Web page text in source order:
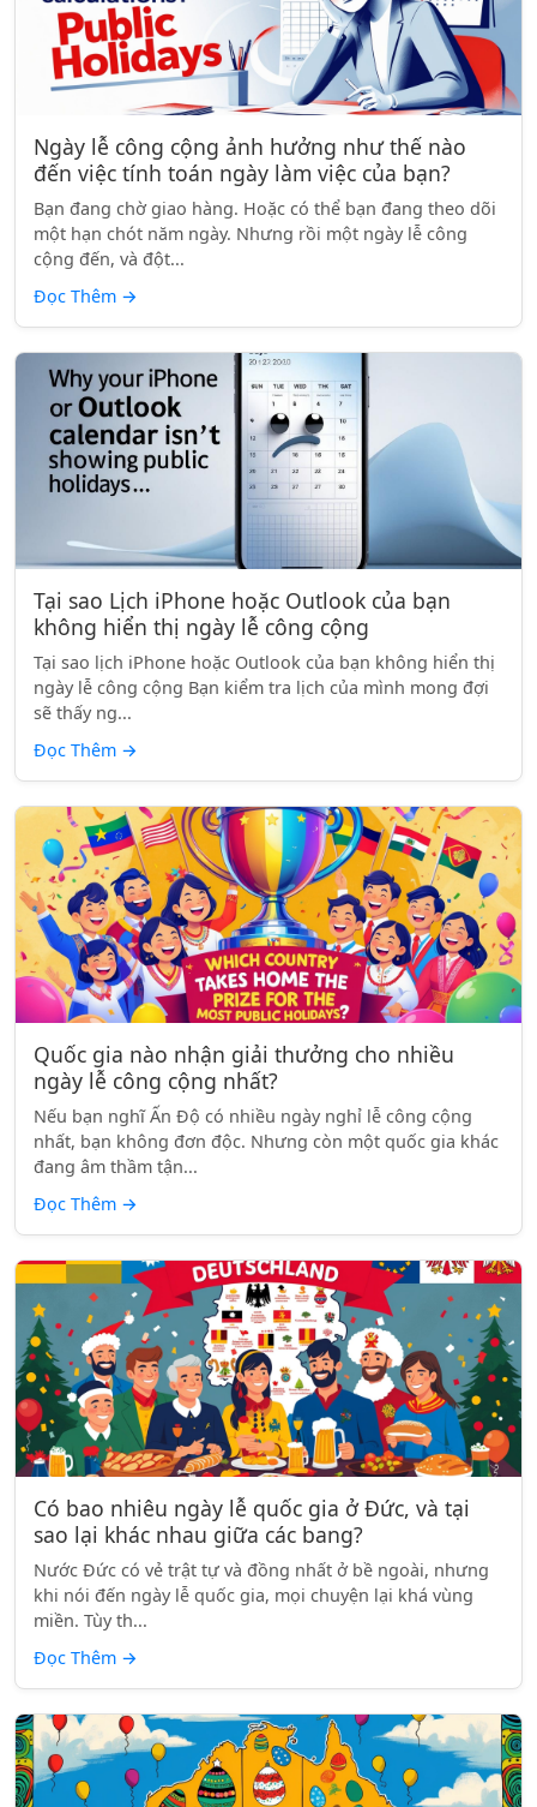
Ngày lễ công cộng ảnh hưởng như thế nào
đến việc tính toán ngày làm việc của bạn?
Bạn đang chờ giao hàng. Hoặc có thể bạn đang theo dõi
một hạn chót năm ngày. Nhưng rồi một ngày lễ công
cộng đến, và đột...
Đọc Thêm →
Tại sao Lịch iPhone hoặc Outlook của bạn
không hiển thị ngày lễ công cộng
Tại sao lịch iPhone hoặc Outlook của bạn không hiển thị
ngày lễ công cộng Bạn kiểm tra lịch của mình mong đợi
sẽ thấy ng...
Đọc Thêm →
Quốc gia nào nhận giải thưởng cho nhiều
ngày lễ công cộng nhất?
Nếu bạn nghĩ Ấn Độ có nhiều ngày nghỉ lễ công cộng
nhất, bạn không đơn độc. Nhưng còn một quốc gia khác
đang âm thầm tận...
Đọc Thêm →
Có bao nhiêu ngày lễ quốc gia ở Đức, và tại
sao lại khác nhau giữa các bang?
Nước Đức có vẻ trật tự và đồng nhất ở bề ngoài, nhưng
khi nói đến ngày lễ quốc gia, mọi chuyện lại khá vùng
miền. Tùy th...
Đọc Thêm →